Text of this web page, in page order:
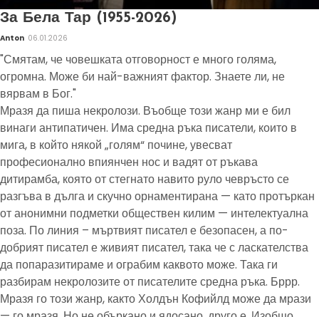
За Бела Тар (1955-2026)
Anton 06.01.2026
"Смятам, че човешката отговорност е много голяма,
огромна. Може би най-важният фактор. Знаете ли, не
вярвам в Бог."
Мразя да пиша некролози. Въобще този жанр ми е бил
винаги антипатичен. Има средна ръка писатели, които в
мига, в който някой „голям“ почине, увесват
професионално впиянчен нос и вадят от ръкава
дитирамба, която от стегнато навито руло чевръсто се
разгъва в дълга и скучно орнаментирана — като протъркан
от анонимни подметки обществен килим — интелектуална
поза. По линия – мъртвият писател е безопасен, а по-
добрият писател е живият писател, така че с ласкателства
да попаразитираме и ограбим каквото може. Така ги
разбирам некролозите от писателите средна ръка. Бррр.
Мразя го този жанр, както Холдън Кофийлд може да мрази